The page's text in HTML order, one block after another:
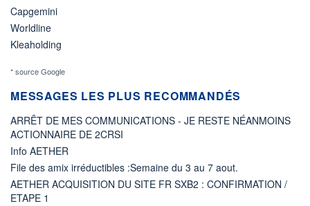
Capgemini
Worldline
Kleaholding
* source Google
MESSAGES LES PLUS RECOMMANDÉS
ARRÊT DE MES COMMUNICATIONS - JE RESTE NÉANMOINS
ACTIONNAIRE DE 2CRSI
Info AETHER
File des amix irréductibles :Semaine du 3 au 7 aout.
AETHER ACQUISITION DU SITE FR SXB2 : CONFIRMATION /
ETAPE 1